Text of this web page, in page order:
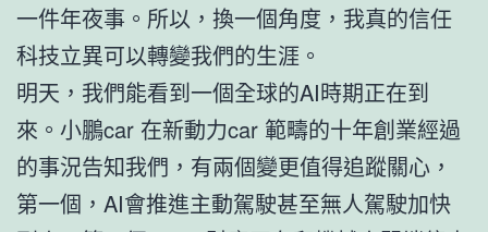
一件年夜事。所以，換一個角度，我真的信任
科技立異可以轉變我們的生涯。
明天，我們能看到一個全球的AI時期正在到
來。小鵬car 在新動力car 範疇的十年創業經過
的事況告知我們，有兩個變更值得追蹤關心，
第一個，AI會推進主動駕駛甚至無人駕駛加快